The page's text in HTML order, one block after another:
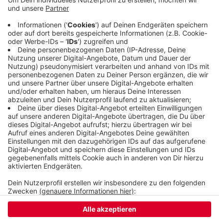
Zahl davon in Wuppertal. Der Sieger des Spiels ist
für den DFB-Pokal in der kommenden Saison
qualifiziert und trifft dort in der ersten Runde
garantiert auf eine Mannschaft aus der ersten
oder zweiten Bundesliga.
Veröffentlicht:Donnerstag, 19.05.2022 12:24
Anzeige